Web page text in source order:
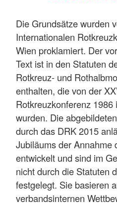
Die Grundsätze wurden
Internationalen
Wien proklamiert. Der
Text ist in den Statuten
Rotkreuz- und
enthalten, die von der
Rotkreuzkonferenz
wurden. Die
durch das DRK 2015
Jubiläums der Annahme
entwickelt und sind im
nicht durch die Statuten
festgelegt. Sie basieren
verbandsinternen